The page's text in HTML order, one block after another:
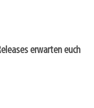
erwarten euch